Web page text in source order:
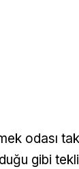
odası
gibi